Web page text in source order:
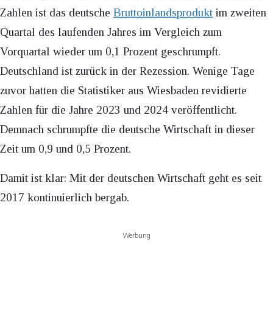
Zahlen ist das deutsche Bruttoinlandsprodukt im zweiten
Quartal des laufenden Jahres im Vergleich zum
Vorquartal wieder um 0,1 Prozent geschrumpft.
Deutschland ist zurück in der Rezession. Wenige Tage
zuvor hatten die Statistiker aus Wiesbaden revidierte
Zahlen für die Jahre 2023 und 2024 veröffentlicht.
Demnach schrumpfte die deutsche Wirtschaft in dieser
Zeit um 0,9 und 0,5 Prozent.
Damit ist klar: Mit der deutschen Wirtschaft geht es seit
2017 kontinuierlich bergab.
Werbung